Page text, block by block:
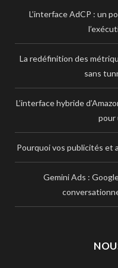
L’interface AdCP : un
La redéfinition des
sans
L’interface hybride
pour
Pourquoi vos publicités et
Gemini Ads :